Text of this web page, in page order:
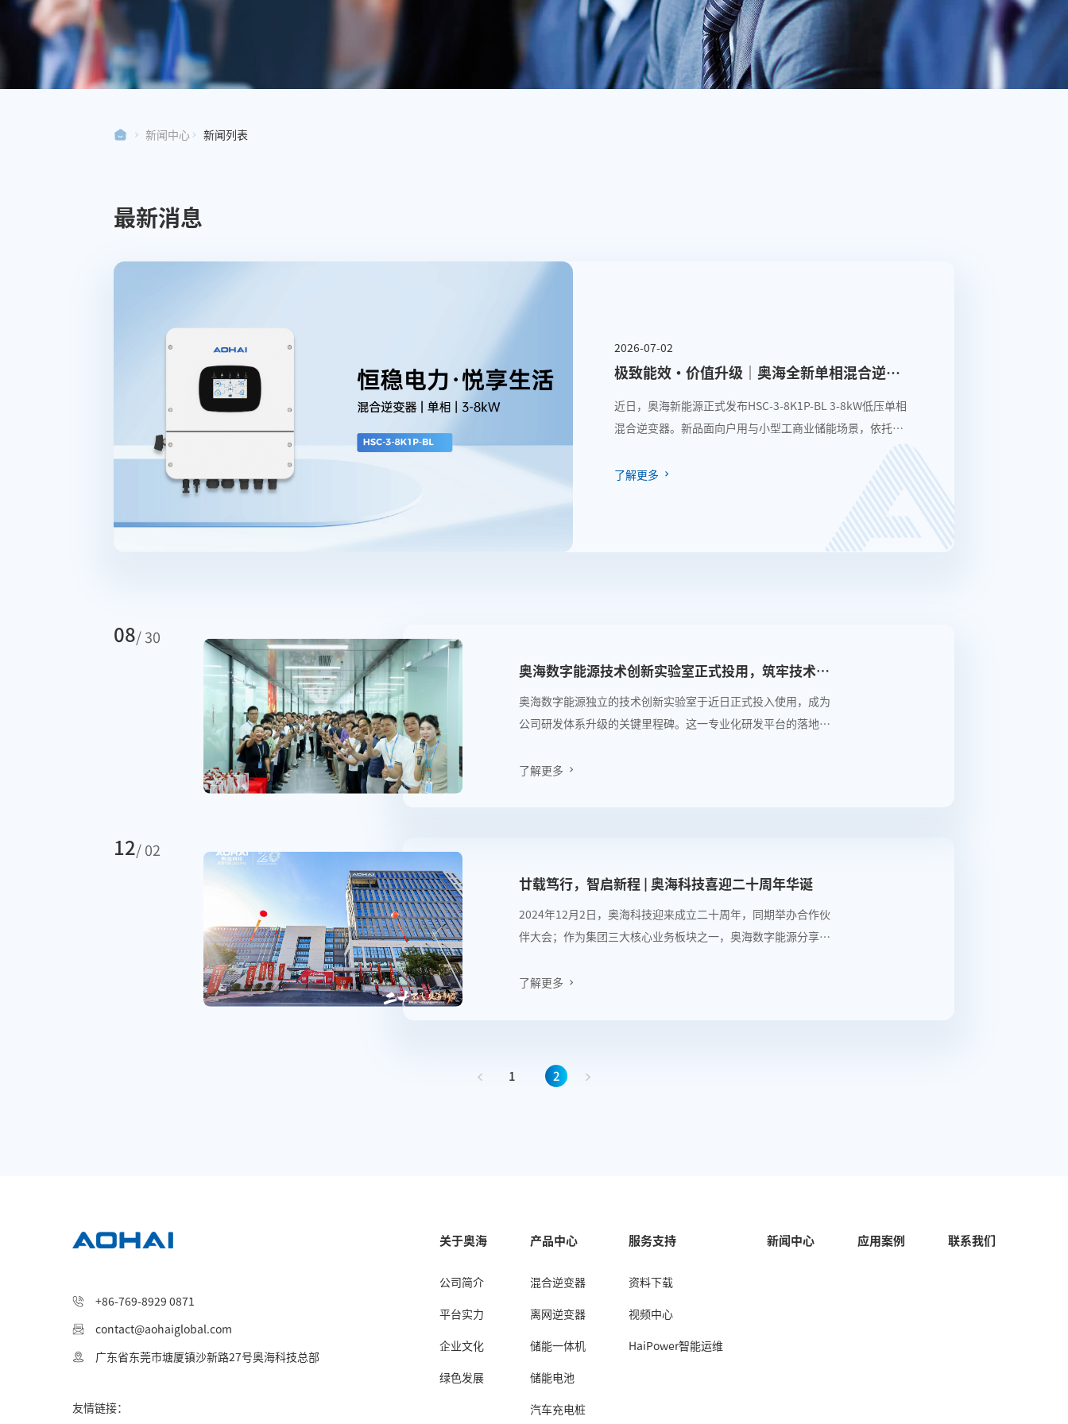
新闻中心 新闻列表
最新消息
2026-07-02
极致能效·价值升级｜奥海全新单相混合逆变
近日，奥海新能源正式发布HSC-3-8K1P-BL 3-8kW低压单相
混合逆变器。新品面向户用与小型工商业储能场景，依托第
三代碳化硅（SiC）半导体技术、超高光伏超配、无感供电三
大核心优势，在提升系统发电收益的同时，实现更稳、更
静、更轻便的使用体验，为分布式储能用户提供高性价比、
了解更多
08/ 30
奥海数字能源技术创新实验室正式投用，筑牢技术创
新基石
奥海数字能源独立的技术创新实验室于近日正式投入使用，成为
公司研发体系升级的关键里程碑。这一专业化研发平台的落地，
在高效能源转换、智能控制、极端环境适配等领域的研发能力迈
了解更多
12/ 02
廿载笃行，智启新程 | 奥海科技喜迎二十周年华诞
2024年12月2日，奥海科技迎来成立二十周年，同期举办合作伙
伴大会；作为集团三大核心业务板块之一，奥海数字能源分享储
篇。
了解更多
1 2
+86-769-8929 0871
contact@aohaiglobal.com
广东省东莞市塘厦镇沙新路27号奥海科技总部
友情链接：
关于奥海
公司简介
平台实力
企业文化
绿色发展
产品中心
混合逆变器
离网逆变器
储能一体机
储能电池
汽车充电桩
服务支持
资料下载
视频中心
HaiPower智能运维
新闻中心 应用案例 联系我们
AOHAI Support